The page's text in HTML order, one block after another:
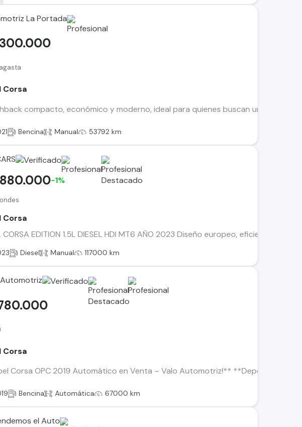
La Portada
Corsa
compacto, económico y moderno, ideal para quienes buscan un vehículo
Bencina Manual 53792 km
Corsa
CORSA EDITION 1.5L DIESEL HDI MT6 AÑO 2023 Diseño europeo, eficiencia
-1%
Diesel Manual 117000 km
Corsa
Corsa OPC 2019 Automático en Venta – Valo Automotriz!** **Deportivo,
Bencina Automática 67000 km
el Auto